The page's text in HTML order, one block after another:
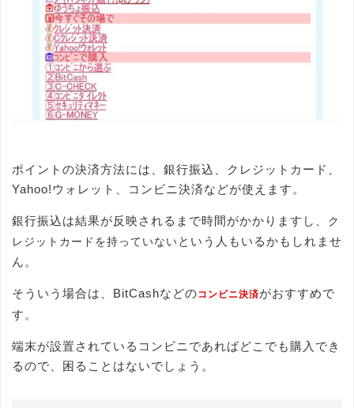
ポイントの決済方法には、銀行振込、クレジットカード、
Yahoo!ウォレット、コンビニ決済などが使えます。
銀行振込は結果が反映されるまで時間がかかりますし、 ク
レジットカードを持っていないという人もいるかもしれませ
ん。
そういう場合は、BitCashなどのコンビニ決済がおすすめで
す。
端末が設置されているコンビニであればどこでも購入でき
るので、困ることはないでしょう。